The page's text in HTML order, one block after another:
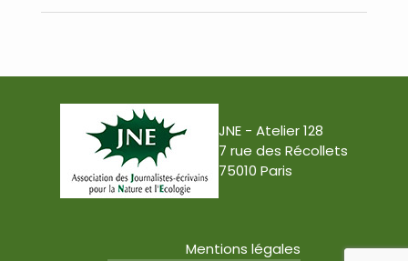
JNE - Atelier 128
7 rue des Récollets
75010 Paris
Mentions légales